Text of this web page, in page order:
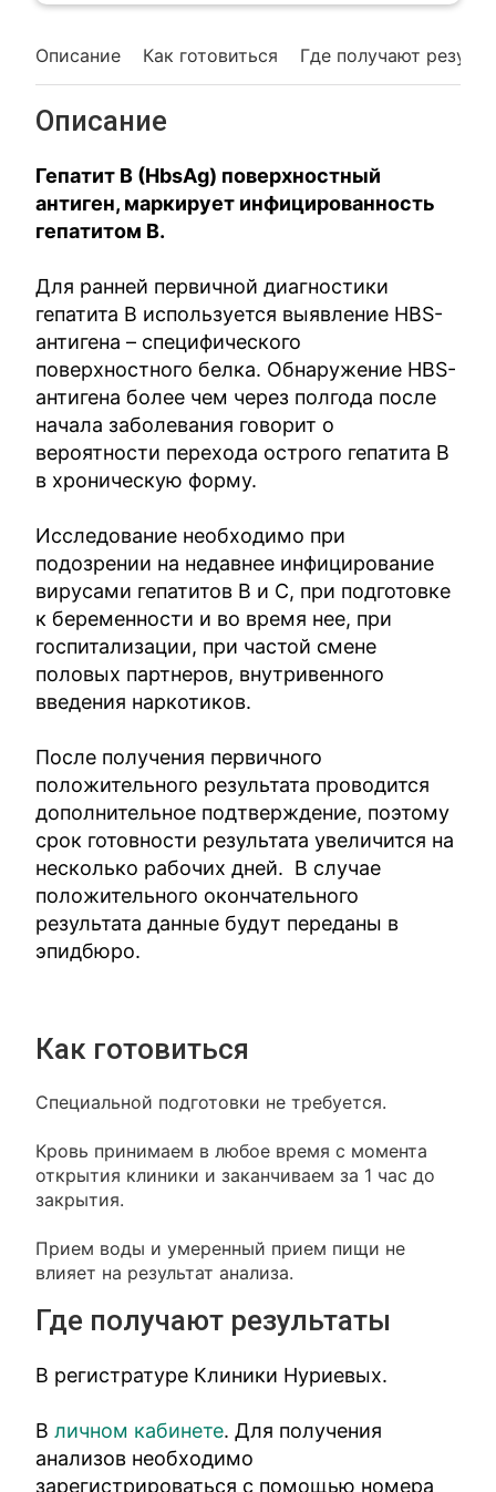
Описание Как готовиться Где получают
Описание
Гепатит B (HbsAg) поверхностный
антиген, маркирует инфицированность
гепатитом B.
Для ранней первичной диагностики
гепатита В используется выявление HBS-
антигена – специфического
поверхностного белка. Обнаружение HBS-
антигена более чем через полгода после
начала заболевания говорит о
вероятности перехода острого гепатита В
в хроническую форму.
Исследование необходимо при
подозрении на недавнее инфицирование
вирусами гепатитов В и С, при подготовке
к беременности и во время нее, при
госпитализации, при частой смене
половых партнеров, внутривенного
введения наркотиков.
После получения первичного
положительного результата проводится
дополнительное подтверждение, поэтому
срок готовности результата увеличится на
несколько рабочих дней. В случае
положительного окончательного
результата данные будут переданы в
эпидбюро.
Как готовиться
Специальной подготовки не требуется.
Кровь принимаем в любое время с момента
открытия клиники и заканчиваем за 1 час до
закрытия.
Прием воды и умеренный прием пищи не
влияет на результат анализа.
Где получают результаты
В регистратуре Клиники Нуриевых.
Вличном кабинете. Для получения
анализов необходимо
зарегистрироваться с помощью номера